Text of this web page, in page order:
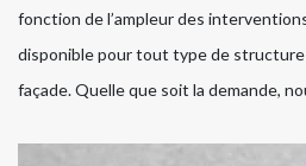
fonction de l’ampleur des
disponible pour tout type de
façade. Quelle que soit la demande,